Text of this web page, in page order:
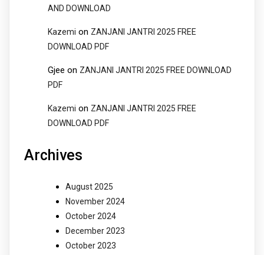
AND DOWNLOAD
Kazemi on ZANJANI JANTRI 2025 FREE
DOWNLOAD PDF
Gjee on ZANJANI JANTRI 2025 FREE DOWNLOAD
PDF
Kazemi on ZANJANI JANTRI 2025 FREE
DOWNLOAD PDF
Archives
August 2025
November 2024
October 2024
December 2023
October 2023